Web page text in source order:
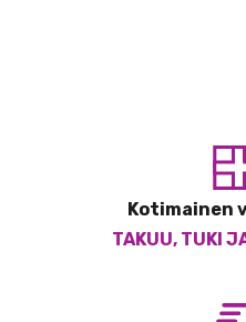
Kotimainen
TAKUU, TUKI